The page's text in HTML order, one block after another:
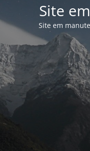
Site
Site em